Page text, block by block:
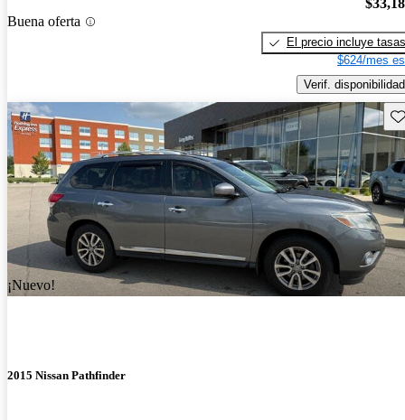
Buena oferta
El precio incluye tasas
$624/mes
Verif. disponibilidad
¡Nuevo!
2015 Nissan Pathfinder